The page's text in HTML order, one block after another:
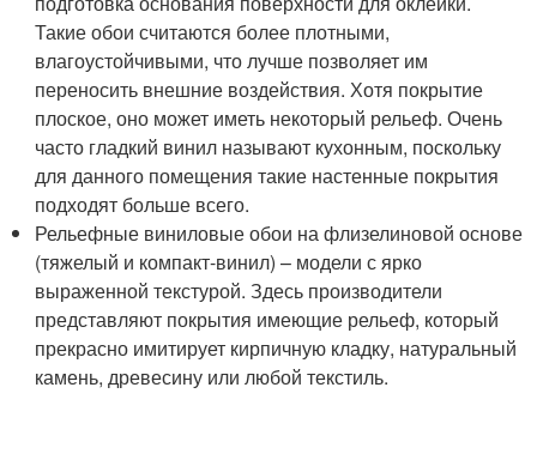
Такие обои считаются более плотными,
влагоустойчивыми, что лучше позволяет им
переносить внешние воздействия. Хотя покрытие
плоское, оно может иметь некоторый рельеф. Очень
часто гладкий винил называют кухонным, поскольку
для данного помещения такие настенные покрытия
подходят больше всего.
Рельефные виниловые обои на флизелиновой основе
(тяжелый и компакт-винил) – модели с ярко
выраженной текстурой. Здесь производители
представляют покрытия имеющие рельеф, который
прекрасно имитирует кирпичную кладку, натуральный
камень, древесину или любой текстиль.